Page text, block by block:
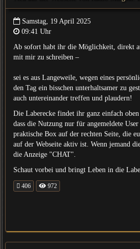
Samstag, 19 April 2025
09:41 Uhr
Ab sofort habt ihr die Möglichkeit, direkt
mit mir zu schreiben –
sei es aus Langeweile, wegen eines
den Tag ein bisschen unterhaltsamer zu
auch untereinander treffen und plaudern!
Die Laberecke findet ihr ganz einfach
dass die Nutzung nur für angemeldete
praktische Box auf der rechten Seite, die
auf der Webseite aktiv ist. Wenn jemand
die Anzeige "CHAT".
Schaut vorbei und bringt Leben in die
406 972